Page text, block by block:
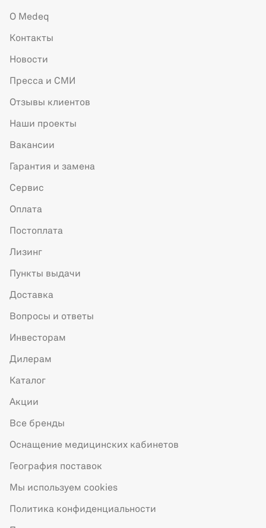
О Medeq
Контакты
Новости
Пресса и СМИ
Отзывы клиентов
Наши проекты
Вакансии
Гарантия и замена
Сервис
Оплата
Постоплата
Лизинг
Пункты выдачи
Доставка
Вопросы и ответы
Инвесторам
Дилерам
Каталог
Акции
Все бренды
Оснащение медицинских кабинетов
География поставок
Мы используем cookies
Политика конфиденциальности